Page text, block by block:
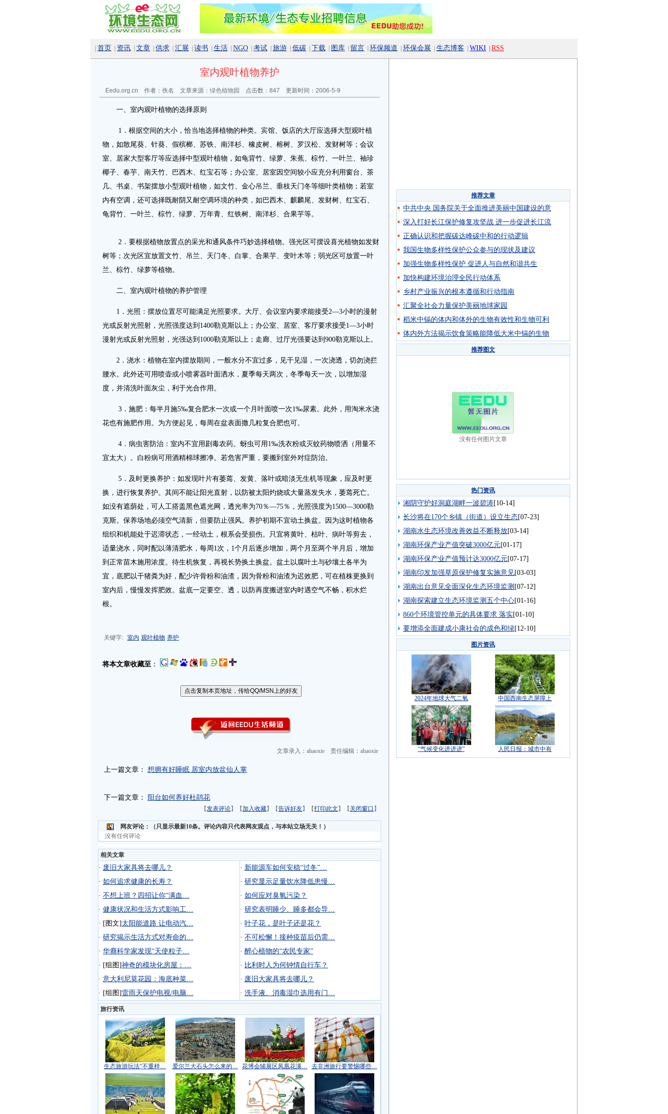
首页 资讯 文章 供求 汇展 读书 生活 NGO 考试 旅游 低碳 下载 图库 留言 环保频道 环保会展 生态博客 WIKI RSS
室内观叶植物养护
Eedu.org.cn 作者：佚名 文章来源： 绿色植物园 点击数： 847 更新时间：2006-5-9
一、室内观叶植物的选择原则
1．根据空间的大小，恰当地选择植物的种类。宾馆、饭店的大厅应选择大型观叶植
物，如散尾葵、针葵、假槟榔、苏铁、南洋杉、橡皮树、榕树、罗汉松、发财树等；会议
室、居家大型客厅等应选择中型观叶植物，如龟背竹、绿萝、朱蕉、棕竹、一叶兰、袖珍
椰子、春芋、南天竹、巴西木、红宝石等；办公室、居室因空间较小应充分利用窗台、茶
几、书桌、书架摆放小型观叶植物，如文竹、金心吊兰、垂枝天门冬等细叶类植物；若室
内有空调，还可选择既耐阴又耐空调环境的种类，如巴西木、麒麟尾、发财树、红宝石、
龟背竹、一叶兰、棕竹、绿萝、万年青、红铁树、南洋杉、合果芋等。
2．要根据植物放置点的采光和通风条件巧妙选择植物。强光区可摆设喜光植物如发财
树等；次光区宜放置文竹、吊兰、天门冬、白掌、合果芋、变叶木等；弱光区可放置一叶
兰、棕竹、绿萝等植物。
二、室内观叶植物的养护管理
1．光照：摆放位置尽可能满足光照要求。大厅、会议室内要求能接受2—3小时的漫射
光或反射光照射，光照强度达到1400勒克斯以上；办公室、居室、客厅要求接受1—3小时
漫射光或反射光照射，光强达到1000勒克斯以上；走廊、过厅光强要达到900勒克斯以上。
2．浇水：植物在室内摆放期间，一般水分不宜过多，见干见湿，一次浇透，切勿浇拦
腰水。此外还可用喷壶或小喷雾器叶面洒水，夏季每天两次，冬季每天一次，以增加湿
度，并清洗叶面灰尘，利于光合作用。
3．施肥：每半月施5‰复合肥水一次或一个月叶面喷一次1‰尿素。此外，用淘米水浇
花也有施肥作用。为方便起见，每周在盆表面撒几粒复合肥也可。
4．病虫害防治：室内不宜用剧毒农药。蚜虫可用1‰洗衣粉或灭蚊药物喷洒（用量不
宜太大）。白粉病可用酒精棉球擦净。若危害严重，要搬到室外对症防治。
5．及时更换养护：如发现叶片有萎蔫、发黄、落叶或暗淡无生机等现象，应及时更
换，进行恢复养护。其间不能让阳光直射，以防被太阳灼烧或大量蒸发失水，萎蔫死亡。
如没有遮荫处，可人工搭盖黑色遮光网，透光率为70％—75％，光照强度为1500—3000勒
克斯。保养场地必须空气清新，但要防止强风。养护初期不宜动土换盆。因为这时植物各
组织和机能处于迟滞状态，一经动土，根系会受损伤。只宜将黄叶、枯叶、病叶等剪去，
适量浇水，同时配以薄清肥水，每周1次，1个月后逐步增加，两个月至两个半月后，增加
到正常苗木施用浓度。待生机恢复，再视长势换土换盆。盆土以腐叶土与砂壤土各半为
宜，底肥以干猪粪为好，配少许骨粉和油渣，因为骨粉和油渣为迟效肥，可在植株更换到
室内后，慢慢发挥肥效。盆底一定要空、透，以防再度搬进室内时遇空气不畅，积水烂
根。
关键字: 室内 观叶植物 养护
将本文章收藏至 ：
文章录入：ahaoxie 责任编辑：ahaoxie
上一篇文章： 想拥有好睡眠 居室内放盆仙人掌
下一篇文章： 阳台如何养好杜鹃花
【发表评论】【加入收藏】【告诉好友】【打印此文 】【 关闭窗口 】
网友评论：
（只显示最新10条。评论内容只代表网友观点，与本站立场无关！）
没有任何评论
相关文章
· 废旧大家具将去哪儿？
· 如何追求健康的长寿？
· 不想上班？四招让你“满血…
· 健康状况和生活方式影响工…
· [图文] 太阳能道路 让电动汽…
· 研究揭示生活方式对寿命的…
· 华裔科学家发现“天使粒子…
· [组图]神奇的模块化房屋：…
· 意大利尼莫花园：海底种菜…
· [组图]雷雨天保护电视/电脑…
· 新能源车如何安稳“过冬”…
· 研究显示足量饮水降低患慢…
· 如何应对臭氧污染？
· 研究表明睡少、睡多都会导…
· 叶子花，是叶子还是花？
· 不可松懈！接种疫苗后仍需…
· 醉心植物的“农民专家”
· 比利时人为何钟情自行车？
· 废旧大家具将去哪儿？
· 洗手液、消毒湿巾选用有门…
旅行资讯
生态旅游玩法“不重样… 爱尔兰大石头怎么来的… 花博会辅展区凤凰花溪… 去非洲旅行要警惕哪些…
推荐文章
中共中央 国务院关于全面推进美丽中国建设的意
深入打好长江保护修复攻坚战 进一步促进长江流
正确认识和把握碳达峰碳中和的行动逻辑
我国生物多样性保护公众参与的现状及建议
加强生物多样性保护 促进人与自然和谐共生
加快构建环境治理全民行动体系
乡村产业振兴的根本遵循和行动指南
汇聚全社会力量保护美丽地球家园
稻米中镉的体内和体外的生物有效性和生物可利
体内外方法揭示饮食策略能降低大米中镉的生物
推荐图文
没有任何图片文章
热门资讯
湘阴守护好洞庭湖畔一波碧涛[10-14]
长沙将在170个乡镇（街道）设立生态[07-23]
湖南水生态环境改善效益不断释放[03-14]
湖南环保产业产值突破3000亿元[01-17]
湖南环保产业产值预计达3000亿元[07-17]
湖南印发加强草原保护修复实施意见[03-03]
湖南出台意见全面深化生态环境监测 [07-12]
湖南探索建立生态环境监测五个中心[01-16]
860个环境管控单元的具体要求 落实[01-10]
要增添全面建成小康社会的成色和绿[12-10]
图片资讯
2024年地球大气二氧 中国西南生态屏障上
“气候变化进进进” 人民日报：城市中有